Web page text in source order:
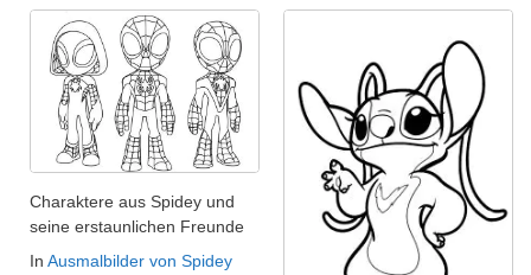
Charaktere aus Spidey und
seine erstaunlichen Freunde
In Ausmalbilder von Spidey